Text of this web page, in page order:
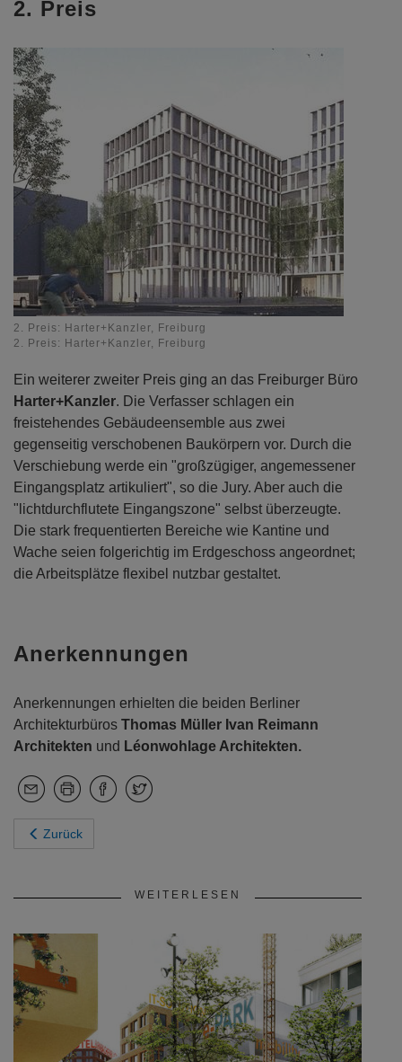
2. Preis
2. Preis: Harter+Kanzler, Freiburg
2. Preis: Harter+Kanzler, Freiburg
Ein weiterer zweiter Preis ging an das Freiburger Büro
Harter+Kanzler. Die Verfasser schlagen ein
freistehendes Gebäudeensemble aus zwei
gegenseitig verschobenen Baukörpern vor. Durch die
Verschiebung werde ein "großzügiger, angemessener
Eingangsplatz artikuliert", so die Jury. Aber auch die
"lichtdurchflutete Eingangszone" selbst überzeugte.
Die stark frequentierten Bereiche wie Kantine und
Wache seien folgerichtig im Erdgeschoss angeordnet;
die Arbeitsplätze flexibel nutzbar gestaltet.
Anerkennungen
Anerkennungen erhielten die beiden Berliner
Architekturbüros Thomas Müller Ivan Reimann
Architekten und Léonwohlage Architekten.
Zurück
WEITERLESEN